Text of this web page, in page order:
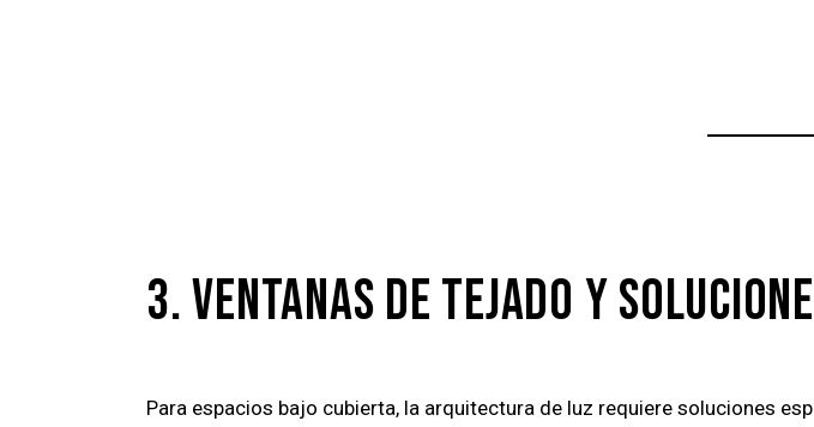
3. VENTANAS DE TEJADO Y
Para espacios bajo cubierta, la arquitectura de luz requiere soluciones